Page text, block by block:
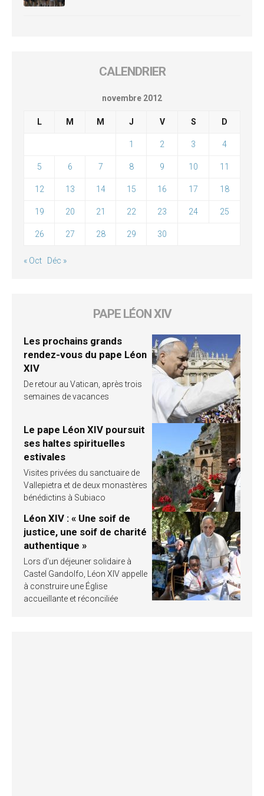
CALENDRIER
novembre 2012
L M M J V S D
1 2 3 4
5 6 7 8 9 10 11
12 13 14 15 16 17 18
19 20 21 22 23 24 25
26 27 28 29 30
« Oct Déc »
PAPE LÉON XIV
Les prochains grands
rendez-vous du pape Léon
XIV
De retour au Vatican, après trois
semaines de vacances
Le pape Léon XIV poursuit
ses haltes spirituelles
estivales
Visites privées du sanctuaire de
Vallepietra et de deux monastères
bénédictins à Subiaco
Léon XIV : « Une soif de
justice, une soif de charité
authentique »
Lors d’un déjeuner solidaire à
Castel Gandolfo, Léon XIV appelle
à construire une Église
accueillante et réconciliée